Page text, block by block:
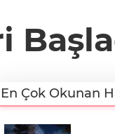
En Çok Okunan